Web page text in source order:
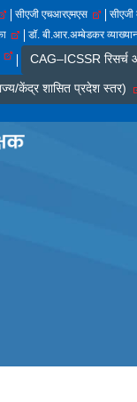
सीएजी एचआरएमएस
डॉ. बी.आर.अम्बेडकर
CAG–ICSSR रिसर्च
केंद्र शासित प्रदेश स्तर)